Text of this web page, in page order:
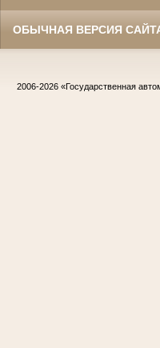
ОБЫЧНАЯ ВЕРСИЯ
2006-2026 «Государственная